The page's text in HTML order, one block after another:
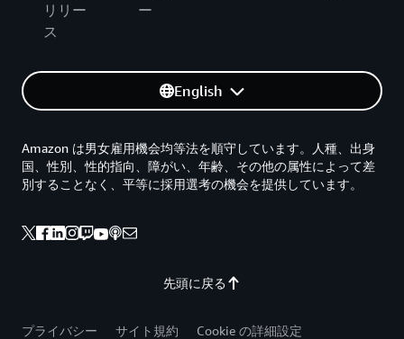
リリー
ス
ー
English
先頭に戻る
Amazon は男女雇用機会均等法を順守しています。人種、出身
国、性別、性的指向、障がい、年齢、その他の属性によって差
別することなく、平等に採用選考の機会を提供しています。
プライバシー サイト規約 Cookie の詳細設定